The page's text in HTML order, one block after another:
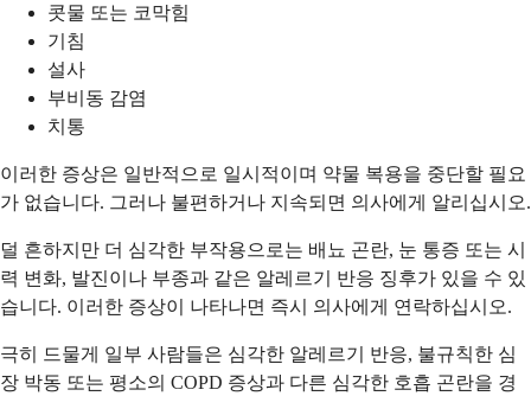
콧물 또는 코막힘
기침
설사
부비동 감염
치통
이러한 증상은 일반적으로 일시적이며 약물 복용을 중단할 필요
가 없습니다. 그러나 불편하거나 지속되면 의사에게 알리십시오.
덜 흔하지만 더 심각한 부작용으로는 배뇨 곤란, 눈 통증 또는 시
력 변화, 발진이나 부종과 같은 알레르기 반응 징후가 있을 수 있
습니다. 이러한 증상이 나타나면 즉시 의사에게 연락하십시오.
극히 드물게 일부 사람들은 심각한 알레르기 반응, 불규칙한 심
장 박동 또는 평소의 COPD 증상과 다른 심각한 호흡 곤란을 경